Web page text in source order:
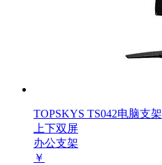
TOPSKYS TS042电脑支架
上下双屏
办公支架
￥